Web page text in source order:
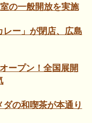
の一般開放を実施
レー」が閉店、広島
ープン！全国展開
の和喫茶が本通り